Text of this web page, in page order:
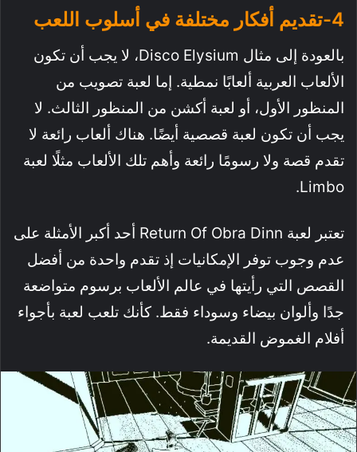
4-تقديم أفكار مختلفة في أسلوب اللعب
بالعودة إلى مثال Disco Elysium، لا يجب أن تكون
الألعاب العربية ألعابًا نمطية. إما لعبة تصويب من
المنظور الأول، أو لعبة أكشن من المنظور الثالث. لا
يجب أن تكون لعبة قصصية أيضًا. هناك ألعاب رائعة لا
تقدم قصة ولا رسومًا رائعة وأهم تلك الألعاب مثلًا لعبة
Limbo.
تعتبر لعبة Return Of Obra Dinn أحد أكبر الأمثلة على
عدم وجوب توفر الإمكانيات إذ تقدم واحدة من أفضل
القصص التي رأيتها في عالم الألعاب برسوم متواضعة
جدًا وألوان بيضاء وسوداء فقط. كأنك تلعب لعبة بأجواء
أفلام الغموض القديمة.